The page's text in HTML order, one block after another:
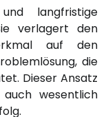
langfristige
verlagert den
auf den
die
Dieser Ansatz
wesentlich